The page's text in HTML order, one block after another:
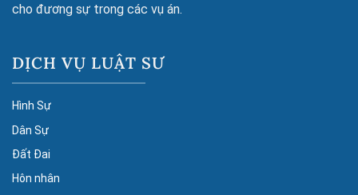
cho đương sự trong các vụ án.
DỊCH VỤ LUẬT SƯ
Hình Sự
Dân Sự
Đất Đai
Hôn nhân